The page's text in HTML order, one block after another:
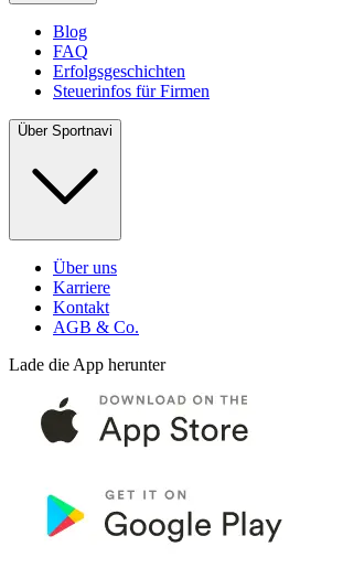
Blog
FAQ
Erfolgsgeschichten
Steuerinfos für Firmen
Über Sportnavi
Über uns
Karriere
Kontakt
AGB & Co.
Lade die App herunter